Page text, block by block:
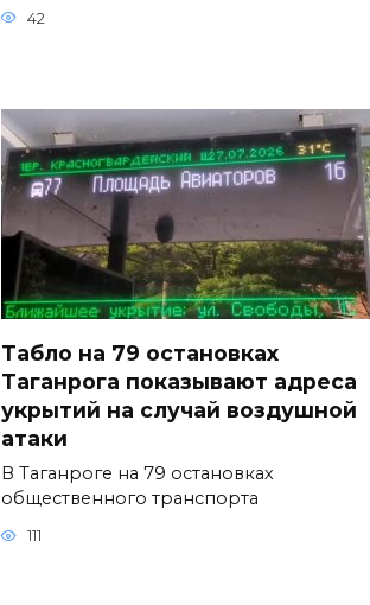
42
Табло на 79 остановках
Таганрога показывают адреса
укрытий на случай воздушной
атаки
В Таганроге на 79 остановках
общественного транспорта
111